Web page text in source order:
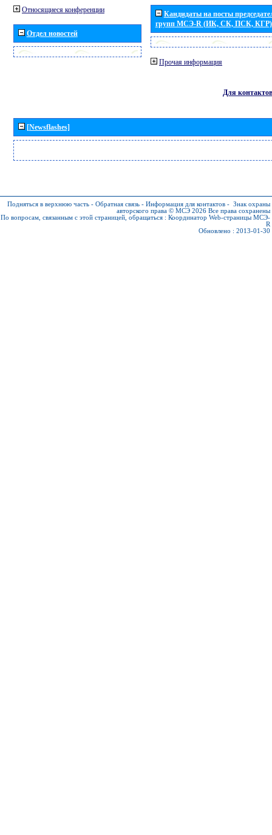
Относящиеся конференции
Отдел новостей
Кандидаты на посты
групп МСЭ-R (ИК, СК, ПСК, КГР)
Прочая информация
Для контактов
[Newsflashes]
Подняться в верхнюю часть - Обратная связь - Информация для контактов - Знак охраны
авторского права © МСЭ 2026 Все права сохранены
По вопросам, связанным с этой страницей, обращаться : Координатор Web-страницы МСЭ-
R
Обновлено : 2013-01-30